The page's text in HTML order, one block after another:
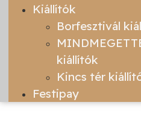
Kiállítók
Borfesztivál
kiállítók
Kincs tér
Festipay